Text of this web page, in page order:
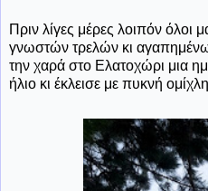
Πριν λίγες μέρες λοιπόν όλοι
γνωστών τρελών κι
την χαρά στο Ελατοχώρι μια
ήλιο κι έκλεισε με πυκνή